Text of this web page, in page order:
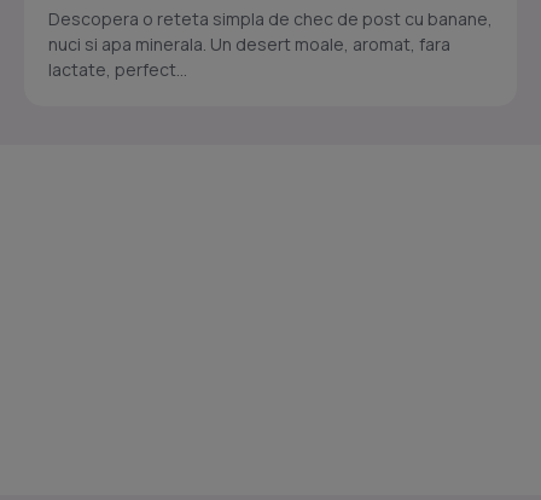
Descopera o reteta simpla de chec de post cu banane,
nuci si apa minerala. Un desert moale, aromat, fara
lactate, perfect...